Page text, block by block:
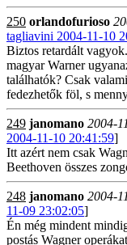
250 orlandofurioso
tagliavini 2004-11-10
Biztos retardált
magyar Warner
találhatók? Csak
fedezhetők föl, s
249 janomano 2004-
2004-11-10 20:41:59]
Itt azért nem csak
Beethoven összes
248 janomano 2004-
11-09 23:02:05]
Én még mindent
postás Wagner